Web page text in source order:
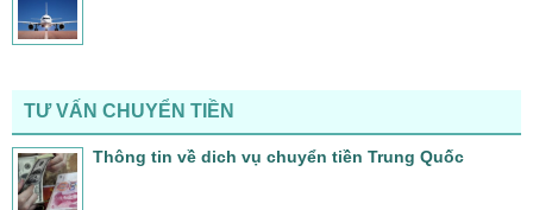
TƯ VẤN CHUYỂN TIỀN
Thông tin về dich vụ chuyển tiền Trung Quốc